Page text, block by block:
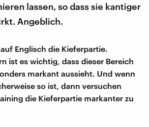
lassen, so dass sie kantiger
Angeblich.
Englisch die Kieferpartie.
ist es wichtig, dass dieser Bereich
markant aussieht. Und wenn
so ist, dann versuchen
die Kieferpartie markanter zu